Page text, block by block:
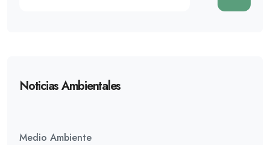
Noticias Ambientales
Medio Ambiente